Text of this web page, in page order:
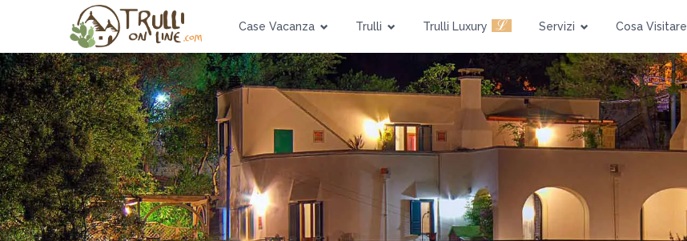
Case Vacanza Trulli Trulli Luxury ℒ Servizi Cosa Visitare